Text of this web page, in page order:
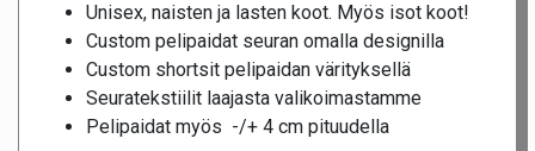
Unisex, naisten ja lasten koot. Myös isot koot!
Custom pelipaidat seuran omalla designilla
Custom shortsit pelipaidan värityksellä
Seuratekstiilit laajasta valikoimastamme
Pelipaidat myös -/+ 4 cm pituudella